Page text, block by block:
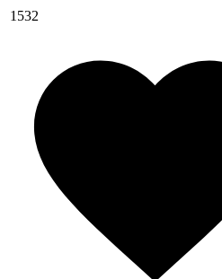
1532